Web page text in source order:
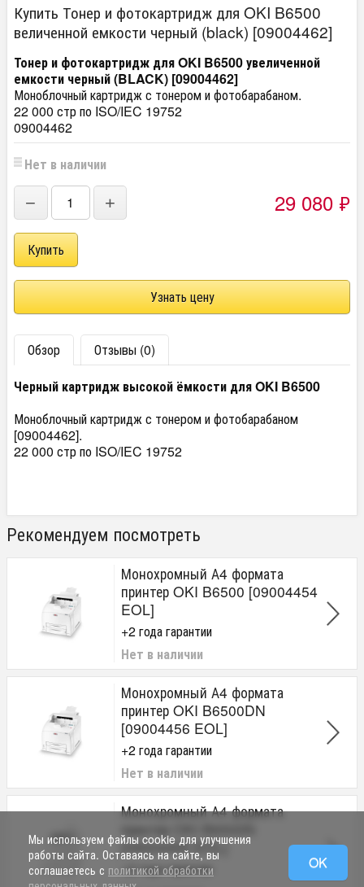
Купить Тонер и фотокартридж для OKI B6500
величенной емкости черный (black) [09004462]
Тонер и фотокартридж для OKI B6500 увеличенной
емкости черный (BLACK) [09004462]
Моноблочный картридж с тонером и фотобарабаном.
22 000 стр по ISO/IEC 19752
09004462
Нет в наличии
− + 29 080 ₽
Узнать цену
Обзор
Отзывы (0)
Черный картридж высокой ёмкости для OKI B6500
Моноблочный картридж с тонером и фотобарабаном
[09004462].
22 000 стр по ISO/IEC 19752
Рекомендуем посмотреть
Монохромный А4 формата
принтер OKI B6500 [09004454
EOL]
+2 года гарантии
Нет в наличии
Монохромный А4 формата
принтер OKI B6500DN
[09004456 EOL]
+2 года гарантии
Нет в наличии
Монохромный А4 формата
[09004455 EOL]
+2 года гарантии
Мы используем файлы cookie для улучшения
работы сайта. Оставаясь на сайте, вы
соглашаетесь с политикой обработки
OK